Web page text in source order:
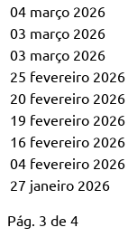
04 março 2026
03 março 2026
03 março 2026
25 fevereiro 2026
20 fevereiro 2026
19 fevereiro 2026
16 fevereiro 2026
04 fevereiro 2026
27 janeiro 2026
Pág. 3 de 4